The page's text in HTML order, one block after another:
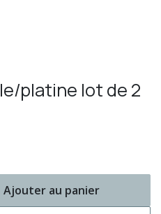
platine lot de 2
Ajouter au panier